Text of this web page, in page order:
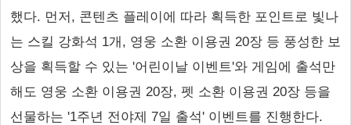
했다. 먼저, 콘텐츠 플레이에 따라 획득한 포인트로 빛나
는 스킬 강화석 1개, 영웅 소환 이용권 20장 등 풍성한 보
상을 획득할 수 있는 '어린이날 이벤트'와 게임에 출석만
해도 영웅 소환 이용권 20장, 펫 소환 이용권 20장 등을
선물하는 '1주년 전야제 7일 출석' 이벤트를 진행한다.